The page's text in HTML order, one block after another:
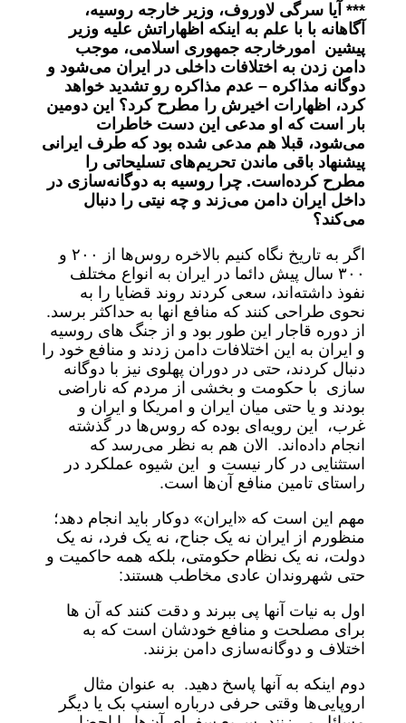
*** آیا سرگی لاوروف، وزیر خارجه روسیه،
آگاهانه با با علم به اینکه اظهاراتش علیه وزیر
پیشین امورخارجه جمهوری اسلامی، موجب
دامن زدن به اختلافات داخلی در ایران می‌شود و
دوگانه مذاکره – عدم مذاکره رو تشدید خواهد
کرد، اظهارات اخیرش را مطرح کرد؟ این دومین
بار است که او مدعی این دست خاطرات
می‌شود، قبلا هم مدعی شده‌ بود که طرف ایرانی
پیشنهاد باقی ماندن تحریم‌های تسلیحاتی را
مطرح کرده‌است. چرا روسیه به دوگانه‌سازی در
داخل ایران دامن می‌زند و چه نیتی را دنبال
می‌کند؟
اگر به تاریخ نگاه کنیم بالاخره روس‌ها از ۲۰۰ و
۳۰۰ سال پیش دائما در ایران به انواع مختلف
نفوذ داشته‌اند، سعی کردند روند قضایا را به
نحوی طراحی کنند که منافع انها به حداکثر برسد.
از دوره قاجار این طور بود و از جنگ های روسیه
و ایران به این اختلافات دامن زدند و منافع خود را
دنبال کردند، حتی در دوران پهلوی نیز با دوگانه
سازی با حکومت و بخشی از مردم که ناراضی
بودند و یا حتی میان ایران و امریکا و ایران و
غرب، این رویه‌ای بوده که روس‌ها در گذشته
انجام داده‌اند. الان هم به نظر می‌رسد که
استثنایی در کار نیست و این شیوه‌ عملکرد در
راستای تامین منافع آن‌ها است.
مهم این است که «ایران» دوکار باید انجام دهد؛
منظورم از ایران نه یک جناح، نه یک فرد، نه یک
دولت، نه یک نظام حکومتی، بلکه همه حاکمیت و
حتی شهروندان عادی مخاطب هستند:
اول به نیات آنها پی ببرند و دقت کنند که آن ها
برای مصلحت و منافع خودشان است که به
اختلاف و دوگانه‌سازی دامن بزنند.
دوم اینکه به آنها پاسخ دهید. به عنوان مثال
اروپایی‌ها وقتی حرفی درباره اسنپ بک یا دیگر